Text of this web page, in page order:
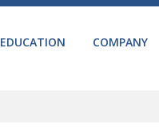
EDUCATION COMPANY